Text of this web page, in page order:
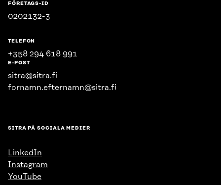
FÖRETAGS-ID
0202132-3
TELEFON
+358 294 618 991
E-POST
sitra@sitra.fi
fornamn.efternamn@sitra.fi
SITRA PÅ SOCIALA MEDIER
LinkedIn
Instagram
YouTube